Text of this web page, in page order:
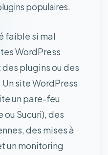
populaires.
faible si mal
WordPress
plugins ou des
site WordPress
un pare-feu
Sucuri), des
des mises à
un monitoring